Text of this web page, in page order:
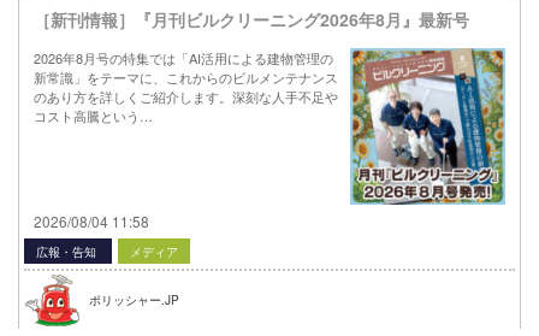
［新刊情報］『月刊ビルクリーニング2026年8月』最新号
2026年8月号の特集では「AI活用による建物管理の
新常識」をテーマに、これからのビルメンテナンス
のあり方を詳しくご紹介します。深刻な人手不足や
コスト高騰という…
2026/08/04 11:58
広報・告知 メディア
ポリッシャー.JP